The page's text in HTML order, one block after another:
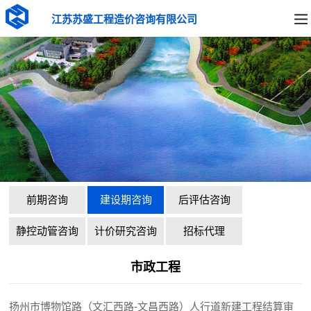
江苏苏盛工程造价咨询有限公司
前期咨询 建设期咨询 后评估咨询
静控动管咨询 计价研究咨询 招标代理
市政工程
扬州市博物馆路（文汇西路-文昌西路）人行道新建工程结算审